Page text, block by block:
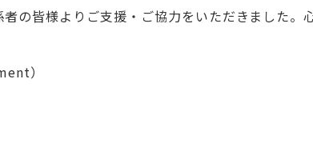
の皆様よりご支援・ご協力をいただきました。
）